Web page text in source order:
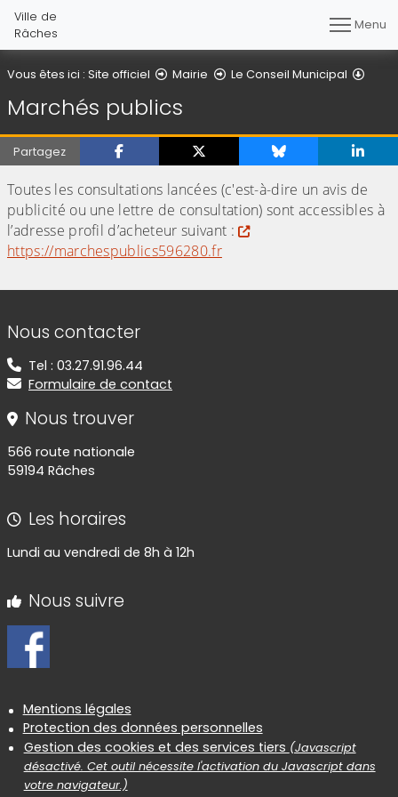
Ville de
Râches
Menu
Vous êtes ici : Site officiel Mairie Le Conseil Municipal
Marchés publics
Partagez
Toutes les consultations lancées (c'est-à-dire un avis de
publicité ou une lettre de consultation) sont accessibles à
l’adresse profil d’acheteur suivant :
https://marchespublics596280.fr
Informations de contact
Nous contacter
Tel : 03.27.91.96.44
Formulaire de contact
Nous trouver
566 route nationale
59194 Râches
Les horaires
Lundi au vendredi de 8h à 12h
Nous suivre
Informations réglementaires
Mentions légales
Protection des données personnelles
Gestion des cookies et des services tiers (Javascript
désactivé. Cet outil nécessite l'activation du Javascript dans
votre navigateur.)